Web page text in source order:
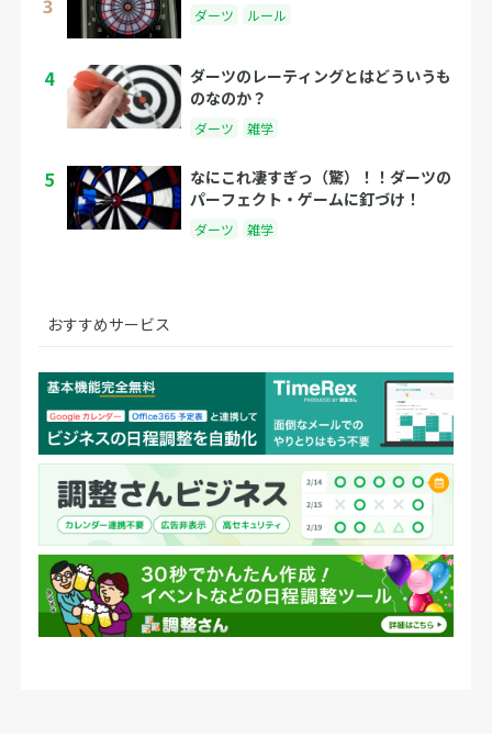
ダーツ ルール
4
ダーツのレーティングとはどういうも
のなのか？
ダーツ 雑学
5
なにこれ凄すぎっ（驚）！！ダーツの
パーフェクト・ゲームに釘づけ！
ダーツ 雑学
おすすめサービス